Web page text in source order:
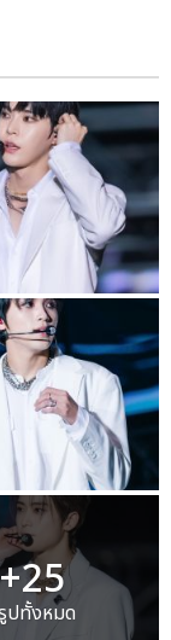
ปทั้งหมด